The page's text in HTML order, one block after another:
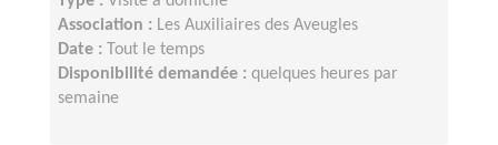
Association : Les Auxiliaires des Aveugles
Date :
Tout le temps
Disponibilité demandée : quelques heures par
semaine